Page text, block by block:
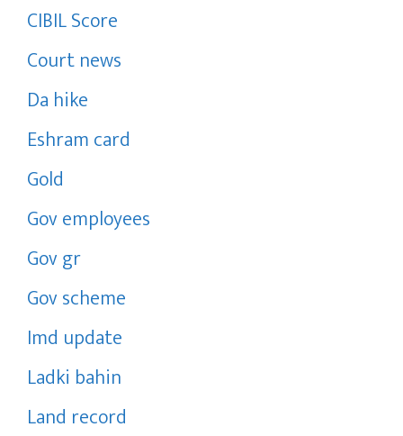
CIBIL Score
Court news
Da hike
Eshram card
Gold
Gov employees
Gov gr
Gov scheme
Imd update
Ladki bahin
Land record